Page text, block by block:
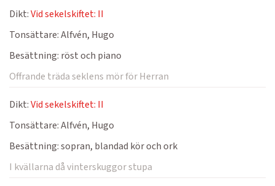
Dikt:Vid sekelskiftet: II
Tonsättare:Alfvén, Hugo
Besättning: röst och piano
Offrande träda seklens mör för Herran
Dikt:Vid sekelskiftet: II
Tonsättare:Alfvén, Hugo
Besättning:sopran, blandad kör och ork
I kvällarna då vinterskuggor stupa